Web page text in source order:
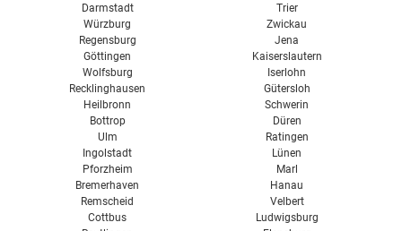
Darmstadt
Würzburg
Regensburg
Göttingen
Wolfsburg
Recklinghausen
Heilbronn
Bottrop
Ulm
Ingolstadt
Pforzheim
Bremerhaven
Remscheid
Cottbus
Trier
Zwickau
Jena
Kaiserslautern
Iserlohn
Gütersloh
Schwerin
Düren
Ratingen
Lünen
Marl
Hanau
Velbert
Ludwigsburg